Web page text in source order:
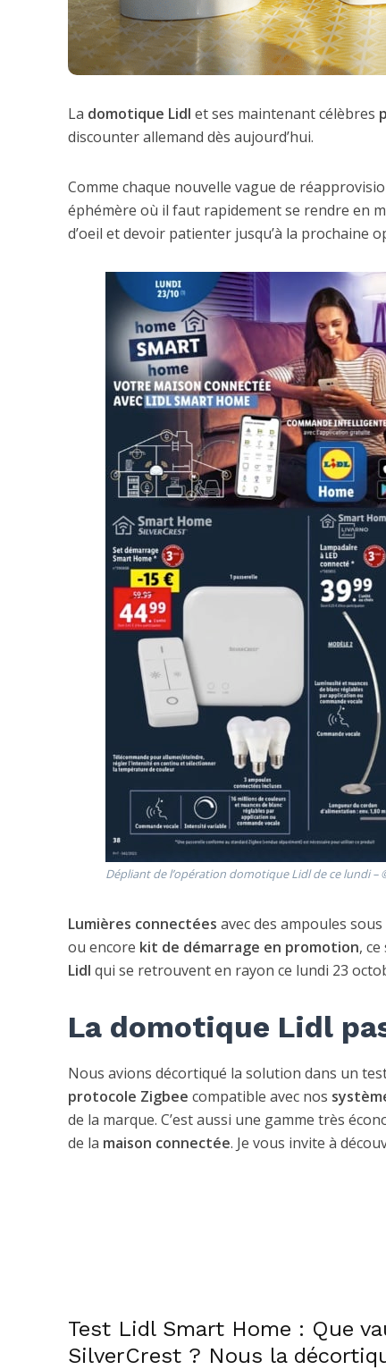
La domotique Lidl et ses maintenant célèbres
discounter allemand dès aujourd’hui.
Comme chaque nouvelle vague de
éphémère où il faut rapidement se rendre en
d’oeil et devoir patienter jusqu’à la prochaine
Dépliant de l’opération domotique Lidl de ce lundi –
Lumières connectées avec des ampoules
ou encore kit de démarrage en promotion,
Lidl qui se retrouvent en rayon ce lundi 23
La domotique Lidl
Nous avions décortiqué la solution dans un
protocole Zigbee compatible avec nos
de la marque. C’est aussi une gamme très
de la maison connectée. Je vous invite à
Test Lidl Smart Home : Que
SilverCrest ? Nous la